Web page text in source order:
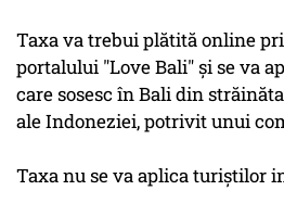
Taxa va trebui plătită online
portalului "Love Bali" şi se va
care sosesc în Bali din
ale Indoneziei, potrivit unui
Taxa nu se va aplica turiştilor